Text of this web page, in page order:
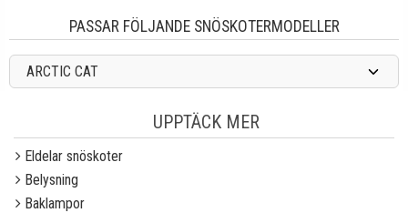
PASSAR FÖLJANDE SNÖSKOTERMODELLER
ARCTIC CAT
UPPTÄCK MER
Eldelar snöskoter
Belysning
Baklampor